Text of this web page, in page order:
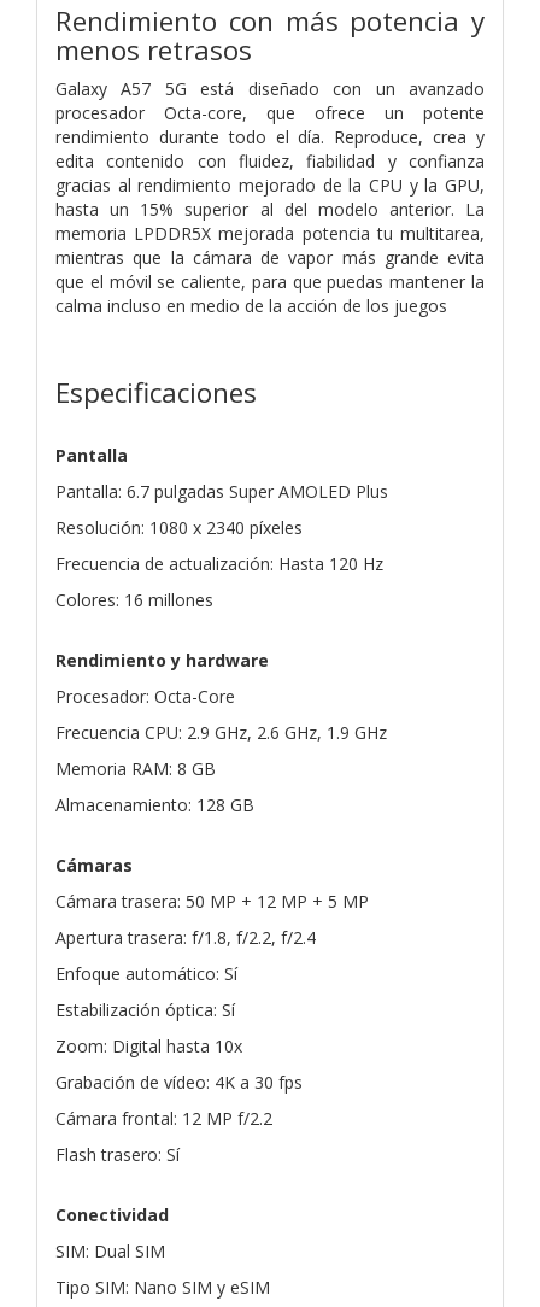
Rendimiento con más potencia y
menos retrasos
Galaxy A57 5G está diseñado con un avanzado
procesador Octa-core, que ofrece un potente
rendimiento durante todo el día. Reproduce, crea y
edita contenido con fluidez, fiabilidad y confianza
gracias al rendimiento mejorado de la CPU y la GPU,
hasta un 15% superior al del modelo anterior. La
memoria LPDDR5X mejorada potencia tu multitarea,
mientras que la cámara de vapor más grande evita
que el móvil se caliente, para que puedas mantener la
calma incluso en medio de la acción de los juegos
Especificaciones
Pantalla
Pantalla: 6.7 pulgadas Super AMOLED Plus
Resolución: 1080 x 2340 píxeles
Frecuencia de actualización: Hasta 120 Hz
Colores: 16 millones
Rendimiento y hardware
Procesador: Octa-Core
Frecuencia CPU: 2.9 GHz, 2.6 GHz, 1.9 GHz
Memoria RAM: 8 GB
Almacenamiento: 128 GB
Cámaras
Cámara trasera: 50 MP + 12 MP + 5 MP
Apertura trasera: f/1.8, f/2.2, f/2.4
Enfoque automático: Sí
Estabilización óptica: Sí
Zoom: Digital hasta 10x
Grabación de vídeo: 4K a 30 fps
Cámara frontal: 12 MP f/2.2
Flash trasero: Sí
Conectividad
SIM: Dual SIM
Tipo SIM: Nano SIM y eSIM